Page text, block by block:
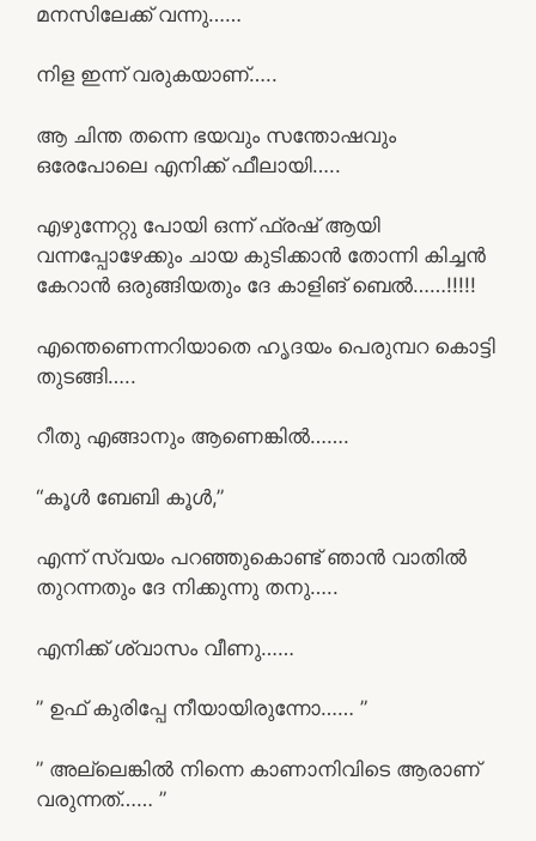
മനസിലേക്ക് വന്നു……
നിള ഇന്ന് വരുകയാണ്…..
ആ ചിന്ത തന്നെ ഭയവും സന്തോഷവും
ഒരേപോലെ എനിക്ക് ഫീലായി…..
എഴുന്നേറ്റു പോയി ഒന്ന് ഫ്രഷ് ആയി
വന്നപ്പോഴേക്കും ചായ കുടിക്കാൻ തോന്നി കിച്ചൻ
കേറാൻ ഒരുങ്ങിയതും ദേ കാളിങ് ബെൽ……!!!!!
എന്തെണെന്നറിയാതെ ഹൃദയം പെരുമ്പറ കൊട്ടി
തുടങ്ങി…..
റീതു എങ്ങാനും ആണെങ്കിൽ…….
“കൂൾ ബേബി കൂൾ,”
എന്ന് സ്വയം പറഞ്ഞുകൊണ്ട് ഞാൻ വാതിൽ
തുറന്നതും ദേ നിക്കുന്നു തനു…..
എനിക്ക് ശ്വാസം വീണു……
” ഉഫ് കുരിപ്പേ നീയായിരുന്നോ…… ”
” അല്ലെങ്കിൽ നിന്നെ കാണാനിവിടെ ആരാണ്
വരുന്നത്…… ”